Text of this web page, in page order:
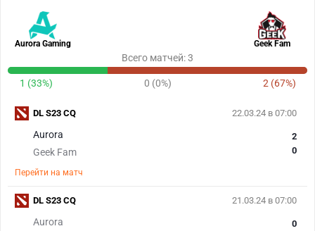
Aurora Gaming Geek Fam
Всего матчей: 3
1 (33%) 0 (0%) 2 (67%)
22.03.24 в 07:00
Aurora
Geek Fam
2
0
Перейти на матч
DL S23 CQ
21.03.24 в 07:00
Aurora
0
DL S23 CQ